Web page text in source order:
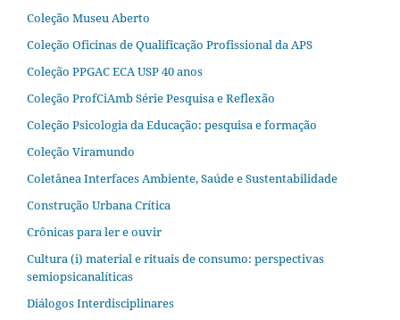
Coleção Museu Aberto
Coleção Oficinas de Qualificação Profissional da APS
Coleção PPGAC ECA USP 40 anos
Coleção ProfCiAmb Série Pesquisa e Reflexão
Coleção Psicologia da Educação: pesquisa e formação
Coleção Viramundo
Coletânea Interfaces Ambiente, Saúde e Sustentabilidade
Construção Urbana Crítica
Crônicas para ler e ouvir
Cultura (i) material e rituais de consumo: perspectivas
semiopsicanalíticas
Diálogos Interdisciplinares